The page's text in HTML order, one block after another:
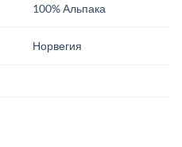
100% Альпака
Норвегия